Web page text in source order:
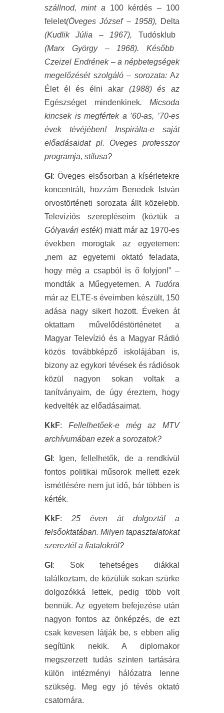
szállnod, mint a 100 kérdés – 100
felelet(Öveges József – 1958), Delta
(Kudlik Júlia – 1967), Tudósklub
(Marx György – 1968). Később
Czeizel Endrének – a népbetegségek
megelőzését szolgáló – sorozata: Az
Élet él és élni akar(1988) és az
Egészséget mindenkinek. Micsoda
kincsek is megfértek a ’60-as, ’70-es
évek tévéjében! Inspirálta-e saját
előadásaidat pl. Öveges professzor
programja, stílusa?
GI : Öveges elsősorban a kísérletekre
koncentrált, hozzám Benedek István
orvostörténeti sorozata állt közelebb.
Televíziós szerepléseim (köztük a
Gólyavári esték) miatt már az 1970-es
években morogtak az egyetemen:
„nem az egyetemi oktató feladata,
hogy még a csapból is ő folyjon!” –
mondták a Műegyetemen. A Tudóra
már az ELTE-s éveimben készült, 150
adása nagy sikert hozott. Éveken át
oktattam művelődéstörténetet a
Magyar Televízió és a Magyar Rádió
közös továbbképző iskolájában is,
bizony az egykori tévések és rádiósok
közül nagyon sokan voltak a
tanítványaim, de úgy éreztem, hogy
kedvelték az előadásaimat.
KkF: Fellelhetőek-e még az MTV
archívumában ezek a sorozatok?
GI : Igen, fellelhetők, de a rendkívül
fontos politikai műsorok mellett ezek
ismétlésére nem jut idő, bár többen is
kérték.
KkF: 25 éven át dolgoztál a
felsőoktatában. Milyen tapasztalatokat
szereztél a fiatalokról?
GI : Sok tehetséges diákkal
találkoztam, de közülük sokan szürke
dolgozókká lettek, pedig több volt
bennük. Az egyetem befejezése után
nagyon fontos az önképzés, de ezt
csak kevesen látják be, s ebben alig
segítünk nekik. A diplomakor
megszerzett tudás szinten tartására
külön intézményi hálózatra lenne
szükség. Meg egy jó tévés oktató
csatornára.